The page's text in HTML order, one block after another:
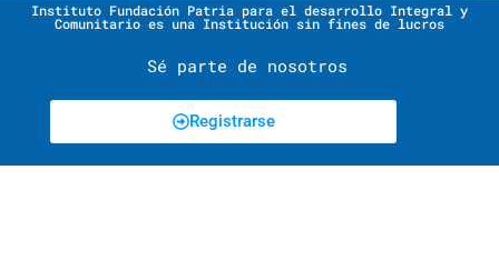
Instituto Fundación Patria para el desarrollo Integral y
Comunitario es una Institución sin fines de lucros
Sé parte de nosotros
Registrarse